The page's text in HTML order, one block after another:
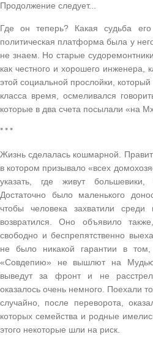
Продолжение следует...
Где он теперь? Какая судьба
политическая платформа была у
не знаем. Но старые
как честного и хорошего инженера,
этой социальной прослойки,
класса время, осмеливался
которые в два счета посылали «на
* * *
Жизнь сделалась кошмарной.
в котором призывало «всех
указать, где живут
Достаточно было маленького
чтобы человека захватили
возвратился. Оно объявило
свободно и беспрепятственно
не было никакой гарантии в
«Совдепию» не вышлют на
выведут за фронт и не
оказалось очень немного. Поехали
случайно, после переворота,
которых семейства и родные
этого некоторые шли на риск.